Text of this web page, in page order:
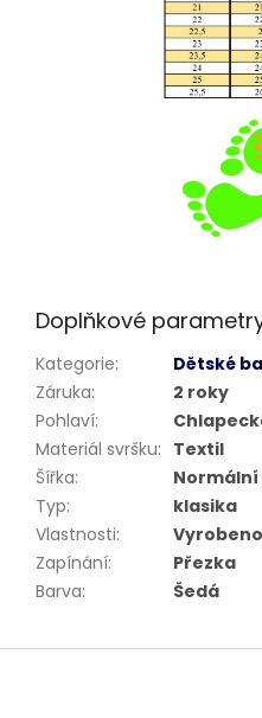
Doplňkové
Kategorie:
Dětské
Záruka:
2 roky
Pohlaví:
Materiál svršku: Textil
Šířka:
Typ:
klasika
Vlastnosti:
Vyrobeno
Zapínání:
Přezka
Barva: Šedá
Z